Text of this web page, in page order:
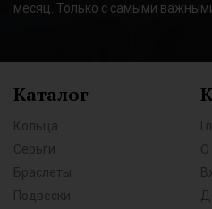
месяц. Только с самыми
Каталог
Кольца
Серьги
Браслеты
Подвески
О